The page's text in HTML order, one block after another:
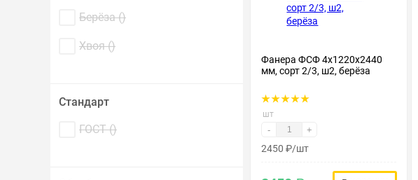
Берёза ()
Хвоя ()
Стандарт
ГОСТ ()
Фанера ФСФ 4х1220х2440
мм, сорт 2/3, ш2, берёза
шт
- +
2450 ₽/шт